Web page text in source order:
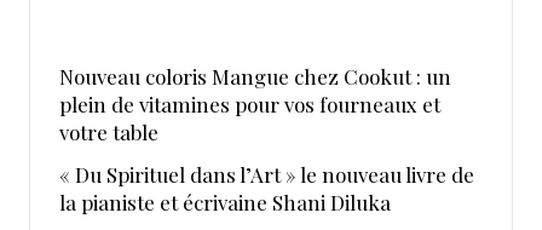
Nouveau coloris Mangue chez Cookut : un
plein de vitamines pour vos fourneaux et
votre table
« Du Spirituel dans l’Art » le nouveau livre de
la pianiste et écrivaine Shani Diluka